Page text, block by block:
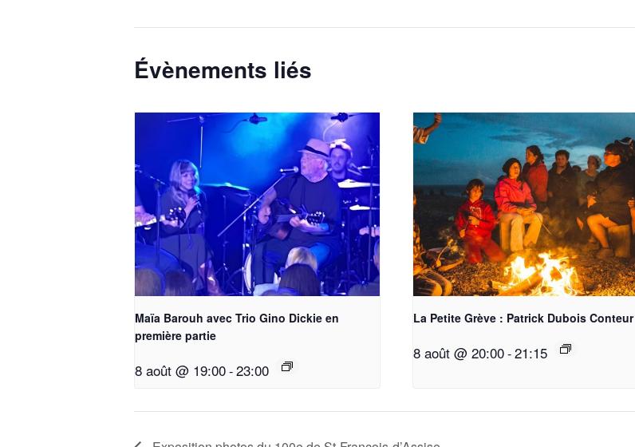
Évènements liés
Maïa Barouh avec Trio Gino Dickie en
première partie
8 août @ 19:00-23:00
La Petite Grève : Patrick Dubois Conteur
8 août @ 20:00-21:15